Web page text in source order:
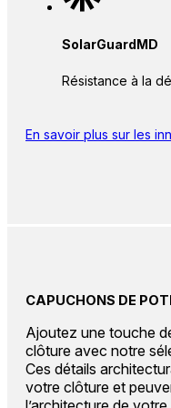
SolarGuardMD
Résistance à la
En savoir plus sur les
CAPUCHONS DE
Ajoutez une touche
clôture avec notre
Ces détails
votre clôture et